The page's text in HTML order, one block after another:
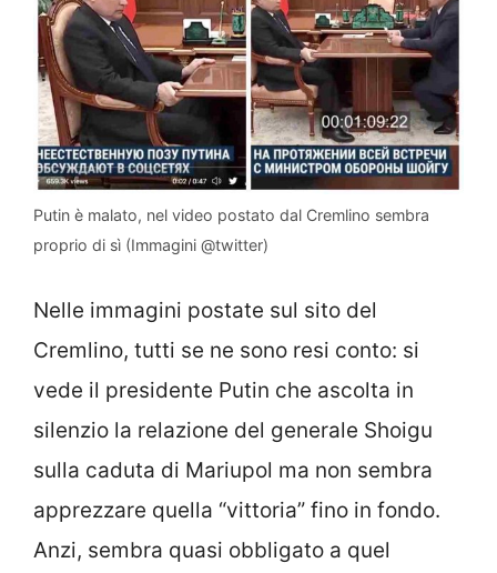
Putin è malato, nel video postato dal Cremlino sembra
proprio di sì (Immagini @twitter)
Nelle immagini postate sul sito del
Cremlino, tutti se ne sono resi conto: si
vede il presidente Putin che ascolta in
silenzio la relazione del generale Shoigu
sulla caduta di Mariupol ma non sembra
apprezzare quella “vittoria” fino in fondo.
Anzi, sembra quasi obbligato a quel